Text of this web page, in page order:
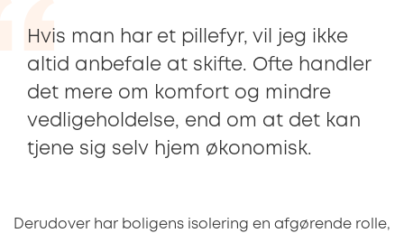
Hvis man har et pillefyr, vil jeg ikke
altid anbefale at skifte. Ofte handler
det mere om komfort og mindre
vedligeholdelse, end om at det kan
tjene sig selv hjem økonomisk.
Derudover har boligens isolering en afgørende rolle,